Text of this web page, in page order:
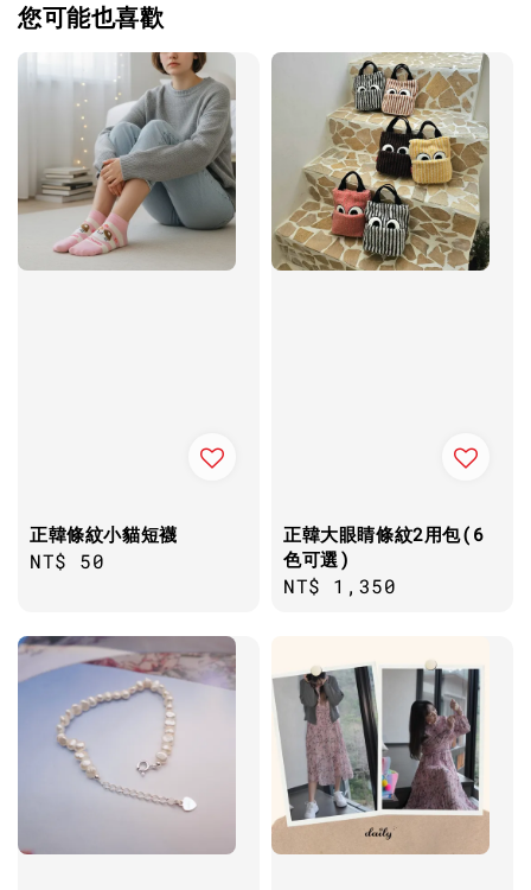
您可能也喜歡
正韓條紋小貓短襪
Regular
NT$ 50
正韓大眼睛條紋2用包(6
色可選)
Regular
NT$ 1,350